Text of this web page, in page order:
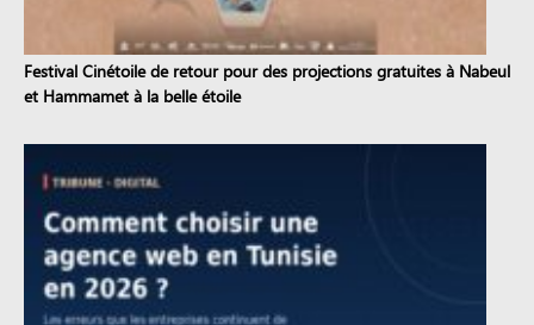
Festival Cinétoile de retour pour des projections gratuites à Nabeul
et Hammamet à la belle étoile